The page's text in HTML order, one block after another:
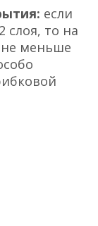
если
слоя, то на
не меньше